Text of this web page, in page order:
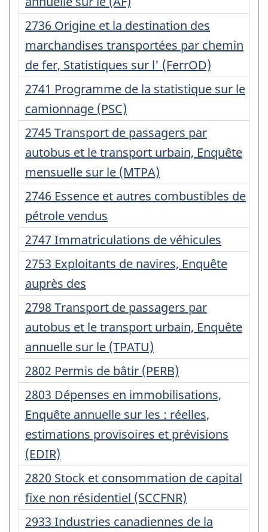
:
Numéro
d'enregistrement
:
2736 Origine et la destination des
marchandises transportées par chemin
de fer, Statistiques sur l' (FerrOD)
Numéro
d'enregistrement
:
2741 Programme de la statistique sur le
camionnage (PSC)
Numéro
d'enregistrement
:
2745 Transport de passagers par
autobus et le transport urbain, Enquête
mensuelle sur le (MTPA)
Numéro
d'enregistrement
:
2746 Essence et autres combustibles de
pétrole vendus
Numéro
d'enregistrement
:
2747 Immatriculations de véhicules
Numéro
d'enregistrement
:
2753 Exploitants de navires, Enquête
auprès des
Numéro
d'enregistrement
:
2798 Transport de passagers par
autobus et le transport urbain, Enquête
annuelle sur le (TPATU)
Numéro
d'enregistrement
:
2802 Permis de bâtir (PERB)
Numéro
d'enregistrement
:
2803 Dépenses en immobilisations,
Enquête annuelle sur les : réelles,
estimations provisoires et prévisions
(EDIR)
Numéro
d'enregistrement
:
2820 Stock et consommation de capital
fixe non résidentiel (SCCFNR)
Numéro
2933 Industries canadiennes de la